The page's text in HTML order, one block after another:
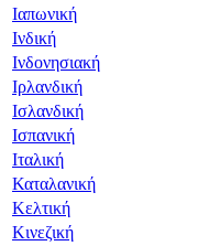
Ιαπωνική
Ινδική
Ινδονησιακή
Ιρλανδική
Ισλανδική
Ισπανική
Ιταλική
Καταλανική
Κελτική
Κινεζική